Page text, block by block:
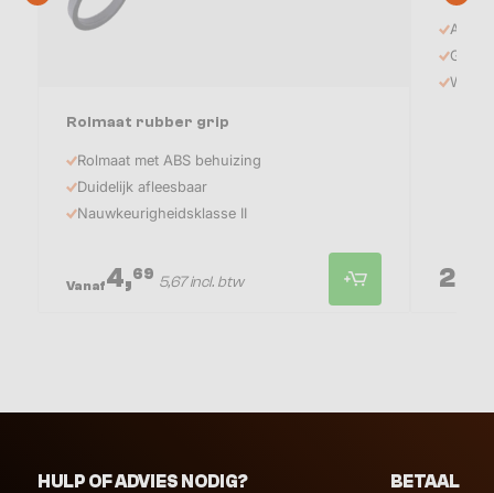
Rolmaat rubber grip
Rolmaat met ABS behuizing
Duidelijk afleesbaar
Nauwkeurigheidsklasse II
Vanaf4,69 5,67 incl. btw 27,
HULP OF ADVIES NODIG?
BETAAL